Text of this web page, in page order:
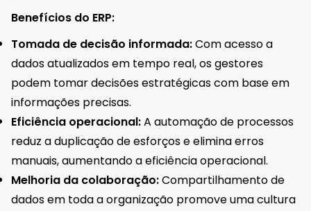
Benefícios do ERP:
Tomada de decisão informada:Com acesso a
dados atualizados em tempo real, os gestores
podem tomar decisões estratégicas com base em
informações precisas.
Eficiência operacional:A automação de processos
reduz a duplicação de esforços e elimina erros
manuais, aumentando a eficiência operacional.
Melhoria da colaboração:Compartilhamento de
dados em toda a organização promove uma cultura